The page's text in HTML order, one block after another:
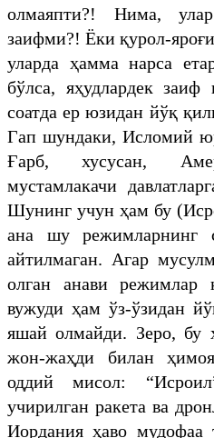
олмаяпти?! Нима,
заифми?! Ёки қурол-
уларда ҳамма нарса
бўлса, яҳудлардек
соатда ер юзидан йўқ
Гап шундаки, Исломий
Ғарб, хусусан,
мустамлакачи
Шунинг учун ҳам бу
ана шу режимларнинг
айтилмаган. Агар
олган анави режимлар
вужуди ҳам ўз-ўзидан
яшай олмайди. Зеро, бу
жон-жаҳди билан
оддий мисол:
учирилган ракета ва
Иордания ҳаво